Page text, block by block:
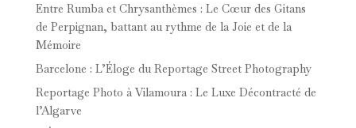
Entre Rumba et Chrysanthèmes : Le Cœur des Gitans
de Perpignan, battant au rythme de la Joie et de la
Mémoire
Barcelone : L’Éloge du Reportage Street Photography
Reportage Photo à Vilamoura : Le Luxe Décontracté de
l’Algarve